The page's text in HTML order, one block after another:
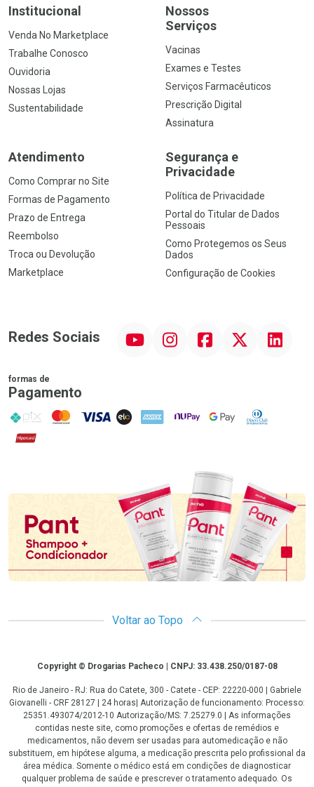
Institucional
Venda No Marketplace
Trabalhe Conosco
Ouvidoria
Nossas Lojas
Sustentabilidade
Nossos
Serviços
Vacinas
Exames e Testes
Serviços Farmacêuticos
Prescrição Digital
Assinatura
Atendimento
Como Comprar no Site
Formas de Pagamento
Prazo de Entrega
Reembolso
Troca ou Devolução
Marketplace
Segurança e
Privacidade
Política de Privacidade
Portal do Titular de Dados
Pessoais
Como Protegemos os Seus
Dados
Configuração de Cookies
Redes Sociais InstagramFacebook Linkedin
formas de
Pagamento
PIX MasterCard
VISA ELO AMEX NuPay Google PayDiners Club
Hipercard
Promoção em Destaque
Voltar ao Topo
CopyrightCopyright © Drogarias Pacheco | CNPJ: 33.438.250/0187-08
Rio de Janeiro - RJ: Rua do Catete, 300 - Catete - CEP: 22220-000 | Gabriele
Giovanelli - CRF 28127 | 24 horas| Autorização de funcionamento: Processo:
25351.493074/2012-10 Autorização/MS: 7.25279.0 | As informações
contidas neste site, como promoções e ofertas de remédios e
medicamentos, não devem ser usadas para automedicação e não
substituem, em hipótese alguma, a medicação prescrita pelo profissional da
área médica. Somente o médico está em condições de diagnosticar
qualquer problema de saúde e prescrever o tratamento adequado. Os